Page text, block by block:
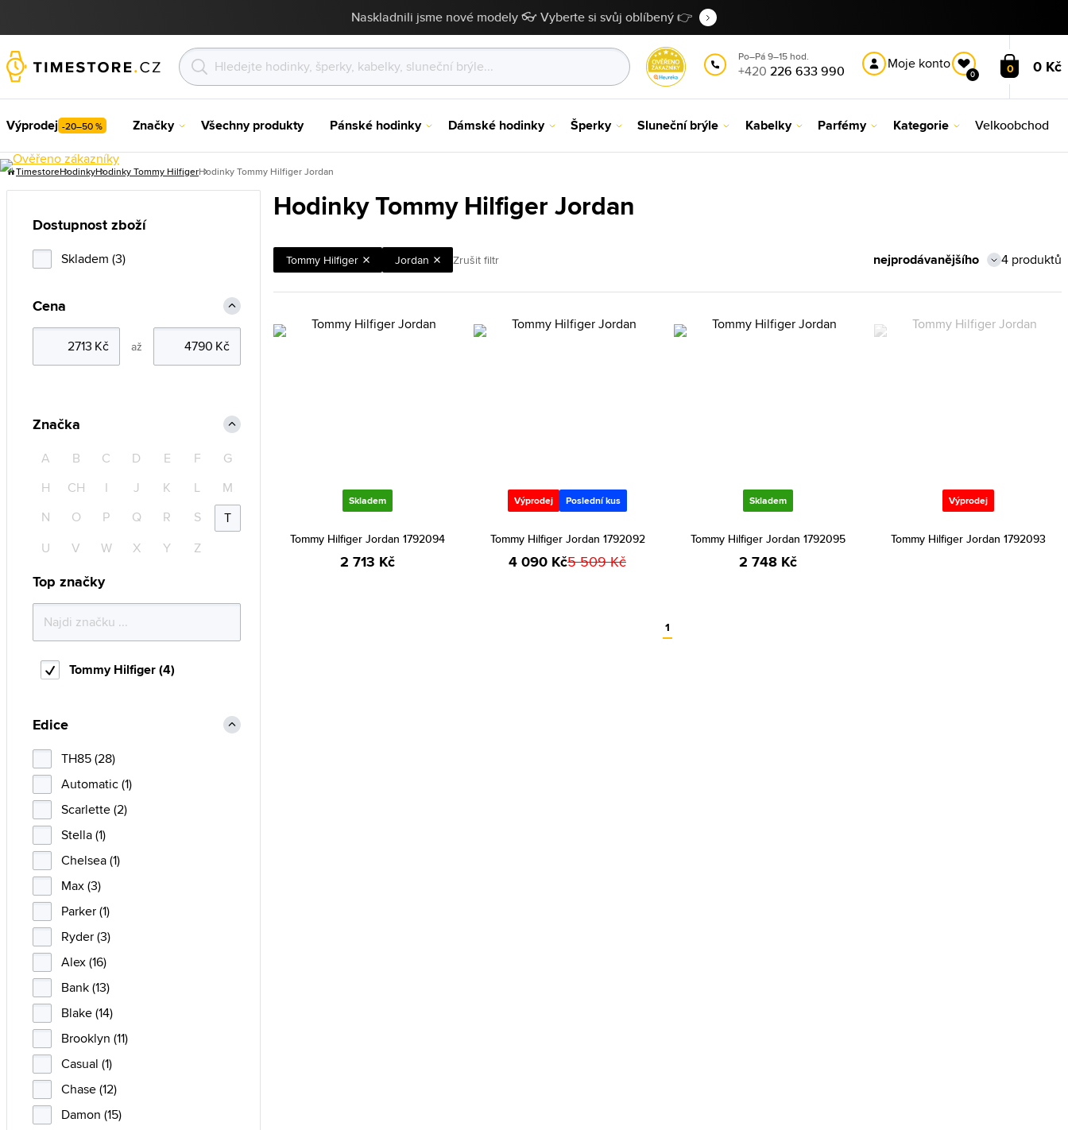
Naskladnili jsme nové modely 👓 Vyberte si svůj oblíbený 👉
Po–Pá 9–15 hod.
+420 226 633 990 Moje konto
0 0 0 Kč
Výprodej -20–50 % Značky Všechny produkty Pánské hodinky Dámské hodinky Šperky Sluneční brýle Kabelky Parfémy Kategorie Velkoobchod
TimestoreHodinkyHodinky Tommy HilfigerHodinky Tommy Hilfiger Jordan
Hodinky Tommy Hilfiger Jordan
Tommy Hilfiger Jordan Zrušit filtr 4 produktů
Skladem
Tommy Hilfiger Jordan 1792094
2 713 Kč
Výprodej Poslední kus
Tommy Hilfiger Jordan 1792092
4 090 Kč5 509 Kč
Skladem
Tommy Hilfiger Jordan 1792095
2 748 Kč
Výprodej
Tommy Hilfiger Jordan 1792093
1
Dostupnost zboží
Skladem (3)
Cena
až
Značka
A B C D E F
G
H
CH I J K L
M
N
O P Q R S
T
U
V W X Y Z
Top značky
Tommy Hilfiger (4)
Edice
TH85 (28)
Automatic (1)
Scarlette (2)
Stella (1)
Chelsea (1)
Max (3)
Parker (1)
Ryder (3)
Alex (16)
Bank (13)
Blake (14)
Brooklyn (11)
Casual (1)
Chase (12)
Damon (15)